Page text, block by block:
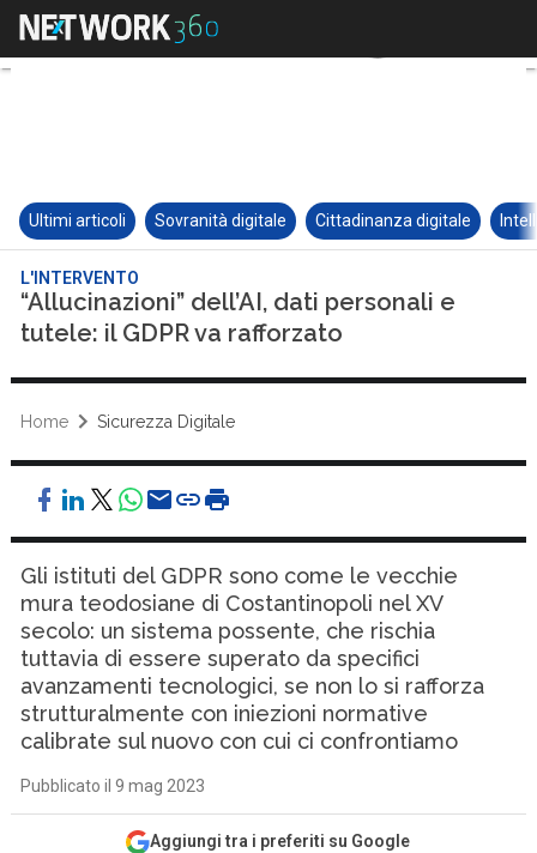
Ultimi articoli Sovranità digitale Cittadinanza digitale
L'INTERVENTO
“Allucinazioni” dell’AI, dati personali e
tutele: il GDPR va rafforzato
Home Sicurezza Digitale
Gli istituti del GDPR sono come le vecchie
mura teodosiane di Costantinopoli nel XV
secolo: un sistema possente, che rischia
tuttavia di essere superato da specifici
avanzamenti tecnologici, se non lo si rafforza
strutturalmente con iniezioni normative
calibrate sul nuovo con cui ci confrontiamo
Pubblicato il 9 mag 2023
Aggiungi tra i preferiti su Google